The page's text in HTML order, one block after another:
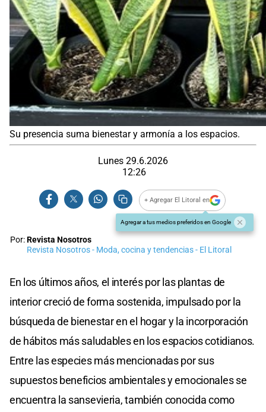
Su presencia suma bienestar y armonía a los espacios.
Lunes 29.6.2026
12:26
+ Agregar El Litoral en
Agregar a tus medios preferidos en Google
Por:Revista Nosotros
Revista Nosotros - Moda, cocina y tendencias - El Litoral
En los últimos años, el interés por las plantas de
interior creció de forma sostenida, impulsado por la
búsqueda de bienestar en el hogar y la incorporación
de hábitos más saludables en los espacios cotidianos.
Entre las especies más mencionadas por sus
supuestos beneficios ambientales y emocionales se
encuentra la sansevieria, también conocida como